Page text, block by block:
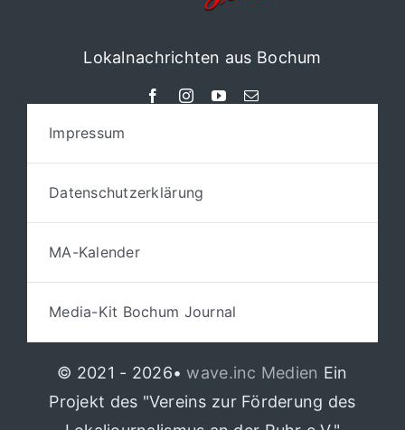
Lokalnachrichten aus Bochum
Impressum
Datenschutzerklärung
MA-Kalender
Media-Kit Bochum Journal
© 2021 - 2026•wave.inc Medien Ein
Projekt des "Vereins zur Förderung des